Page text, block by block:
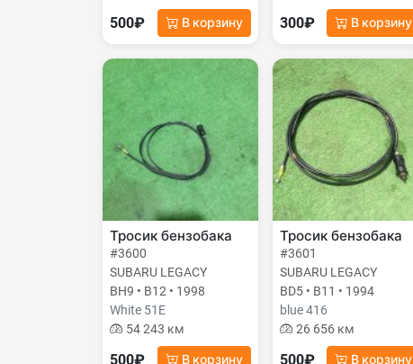
500₽ В корзину 300₽ В корзину
Тросик бензобака
#3600
SUBARU LEGACY
BH9 • B12 • 1998
White 51E
54 243 км
500₽ В корзину
Тросик бензобака
#3601
SUBARU LEGACY
BD5 • B11 • 1994
blue 416
26 656 км
500₽ В корзину